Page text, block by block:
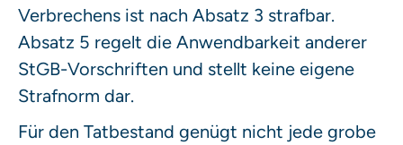
Verbrechens ist nach Absatz 3 strafbar.
Absatz 5 regelt die Anwendbarkeit anderer
StGB-Vorschriften und stellt keine eigene
Strafnorm dar.
Für den Tatbestand genügt nicht jede grobe